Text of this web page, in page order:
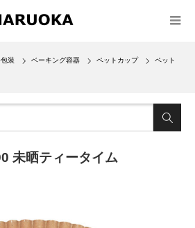
装 ベーキング容器 ペットカップ ペット
未晒ティータイム